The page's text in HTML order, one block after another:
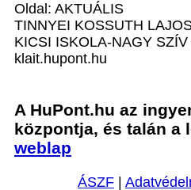
Oldal: AKTUÁLIS
TINNYEI KOSSUTH
KICSI ISKOLA-NAGY
klait.hupont.hu
A HuPont.hu az
központja, és talán a
weblap
ÁSZF